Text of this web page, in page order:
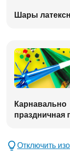
Шары
Карнавально
праздничная
Отключить